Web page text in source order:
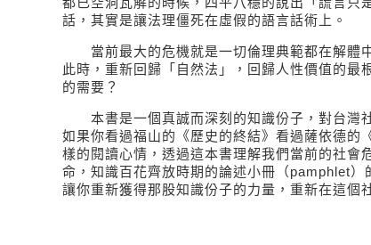
話，其實是讓法理僵死在虛假的語言話術上。
當前最大的危機就是一切倫理典範都在解體中
此時，重新回歸「自然法」，回歸人性價值的最
的需要？
本書是一個真誠而深刻的知識份子，對台灣社
如果你看過福山的《歷史的終結》看過薩依德的
樣的閱讀心情，透過這本書理解我們當前的社會
命，知識百花齊放時期的論述小冊（pamphlet）
讓你重新獲得那股知識份子的力量，重新在這個